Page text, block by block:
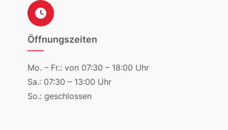
Öffnungszeiten
Mo. – Fr.: von 07:30 – 18:00 Uhr
Sa.: 07:30 – 13:00 Uhr
So.: geschlossen